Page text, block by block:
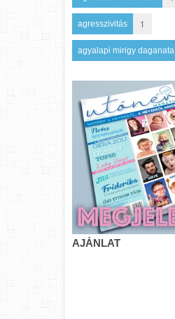
agresszivitás 1
agyalapi mirigy daganata
AJÁNLAT